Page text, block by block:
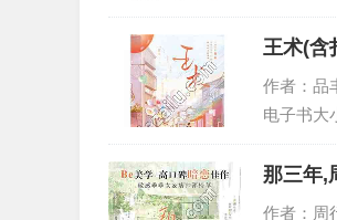
王术(含
作者：品
电子书大
那三年,
作者：周